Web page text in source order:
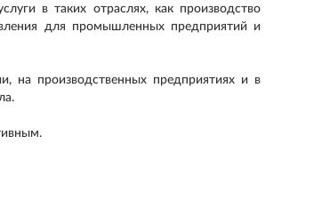
в таких отраслях, как производство
для промышленных предприятий и
на производственных предприятиях и в